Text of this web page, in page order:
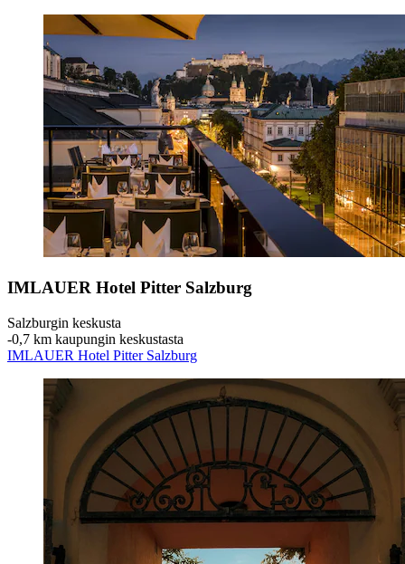
IMLAUER Hotel Pitter Salzburg
Salzburgin keskusta
‐0,7 km kaupungin keskustasta
IMLAUER Hotel Pitter Salzburg